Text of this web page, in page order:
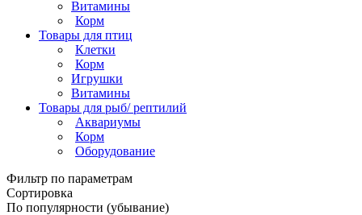
Витамины
Корм
Товары для птиц
Клетки
Корм
Игрушки
Витамины
Товары для рыб/ рептилий
Аквариумы
Корм
Оборудование
Фильтр по параметрам
Сортировка
По популярности (убывание)